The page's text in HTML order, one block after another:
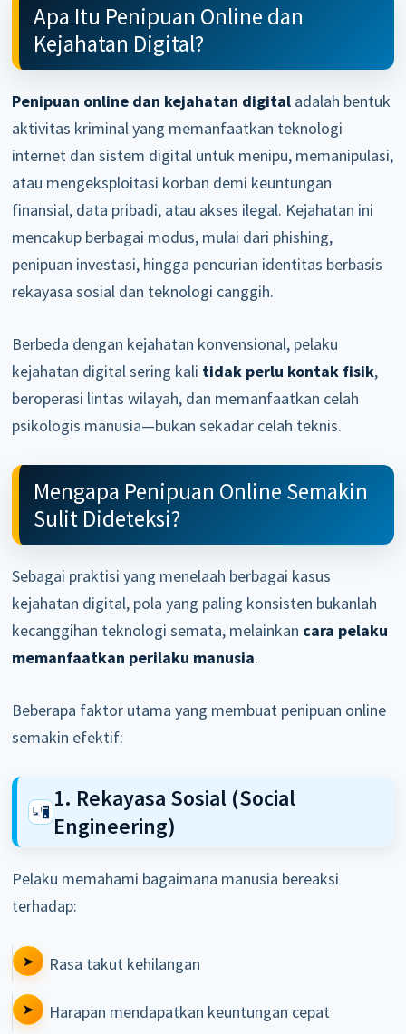
Apa Itu Penipuan Online dan
Kejahatan Digital?
Penipuan online dan kejahatan digital adalah bentuk
aktivitas kriminal yang memanfaatkan teknologi
internet dan sistem digital untuk menipu, memanipulasi,
atau mengeksploitasi korban demi keuntungan
finansial, data pribadi, atau akses ilegal. Kejahatan ini
mencakup berbagai modus, mulai dari phishing,
penipuan investasi, hingga pencurian identitas berbasis
rekayasa sosial dan teknologi canggih.
Berbeda dengan kejahatan konvensional, pelaku
kejahatan digital sering kali tidak perlu kontak fisik,
beroperasi lintas wilayah, dan memanfaatkan celah
psikologis manusia—bukan sekadar celah teknis.
Mengapa Penipuan Online Semakin
Sulit Dideteksi?
Sebagai praktisi yang menelaah berbagai kasus
kejahatan digital, pola yang paling konsisten bukanlah
kecanggihan teknologi semata, melainkan cara pelaku
memanfaatkan perilaku manusia.
Beberapa faktor utama yang membuat penipuan online
semakin efektif:
1. Rekayasa Sosial (Social
Engineering)
Pelaku memahami bagaimana manusia bereaksi
terhadap:
Rasa takut kehilangan
Harapan mendapatkan keuntungan cepat